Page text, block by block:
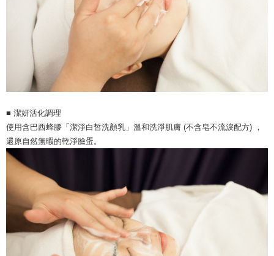
■ 潔妍活化調理
使用含巴西蜂膠「潔淨白皙洗顏乳」溫和洗淨肌膚 (不含皂不流淚配方) ，
還原自然無暇的乾淨臉蛋。